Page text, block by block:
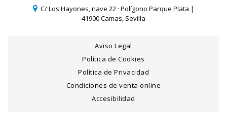
C/ Los Hayones, nave 22 · Polígono Parque Plata |
41900 Camas, Sevilla
Aviso Legal
Política de Cookies
Política de Privacidad
Condiciones de venta online
Accesibilidad